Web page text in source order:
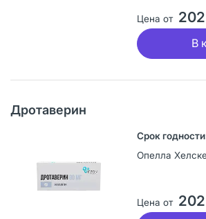
Цена от 202
В
Дротаверин
Цена от 202